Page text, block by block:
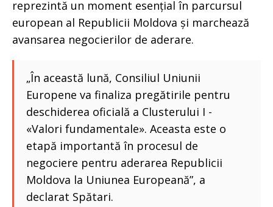
reprezintă un moment esențial în parcursul
european al Republicii Moldova și marchează
avansarea negocierilor de aderare.
„În această lună, Consiliul Uniunii
Europene va finaliza pregătirile pentru
deschiderea oficială a Clusterului I -
«Valori fundamentale». Aceasta este o
etapă importantă în procesul de
negociere pentru aderarea Republicii
Moldova la Uniunea Europeană”, a
declarat Spătari.